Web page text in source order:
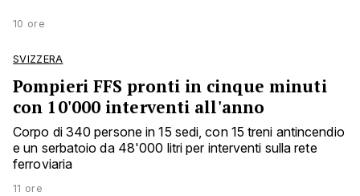
10 ore
SVIZZERA
Pompieri FFS pronti in cinque minuti
con 10'000 interventi all'anno
Corpo di 340 persone in 15 sedi, con 15 treni antincendio
e un serbatoio da 48'000 litri per interventi sulla rete
ferroviaria
11 ore